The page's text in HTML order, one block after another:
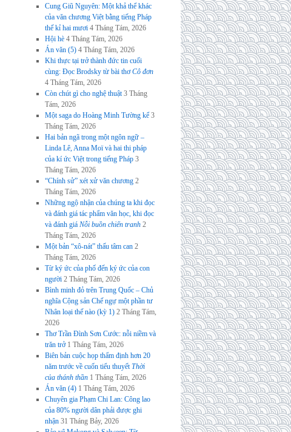
Cung Giũ Nguyên: Một khả thể khác
của văn chương Việt bằng tiếng Pháp
thế kỉ hai mươi 4 Tháng Tám, 2026
Hội hè 4 Tháng Tám, 2026
Án văn (5) 4 Tháng Tám, 2026
Khi thực tại trở thành đức tin cuối
cùng: Đọc Brodsky từ bài thơCô đơn
4 Tháng Tám, 2026
Còn chút gì cho nghệ thuật 3 Tháng
Tám, 2026
Một saga do Hoàng Minh Tường kể 3
Tháng Tám, 2026
Hai bản ngã trong một ngôn ngữ –
Linda Lê, Anna Moï và hai thi pháp
của kí ức Việt trong tiếng Pháp 3
Tháng Tám, 2026
“Chính sử” xét xử văn chương 2
Tháng Tám, 2026
Những ngộ nhận của chúng ta khi đọc
và đánh giá tác phẩm văn học, khi đọc
và đánh giá Nỗi buồn chiến tranh 2
Tháng Tám, 2026
Một bản “xô-nát” thấu tâm can 2
Tháng Tám, 2026
Từ ký ức của phố đến ký ức của con
người 2 Tháng Tám, 2026
Bình minh đỏ trên Trung Quốc – Chủ
nghĩa Cộng sản Chế ngự một phần tư
Nhân loại thế nào (kỳ 1) 2 Tháng Tám,
2026
Thơ Trần Đình Sơn Cước: nỗi niềm và
trăn trở 1 Tháng Tám, 2026
Biên bản cuộc họp thẩm định hơn 20
năm trước về cuốn tiểu thuyếtThời
của thánh thần 1 Tháng Tám, 2026
Án văn (4) 1 Tháng Tám, 2026
Chuyên gia Phạm Chi Lan: Công lao
của 80% người dân phải được ghi
nhận 31 Tháng Bảy, 2026